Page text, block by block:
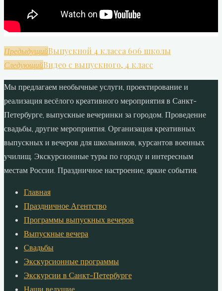
ПредыдущийВыпускной 4 класса 606 школы
СледующийВидео с выпускного, 4 класс
Мы предлагаем необычные услуги, проектирование и
реализация весёлого креативного мероприятия в Санкт-
Петербурге, выпускные вечеринки за городом. Проведение
свадьбы, другие мероприятия. Организация креативных
выпускных и вечеров для школьников, курсантов военных
училищ. Экскурсионные туры по городу и интересным
местам России. Праздничное настроение, яркие события.
Главная
Праздничное Агентство
Программы выпускных вечеров
Выпускные вечера
Свадьбы
Экскурсионные программы
Экскурсии в Санкт-Петербурге